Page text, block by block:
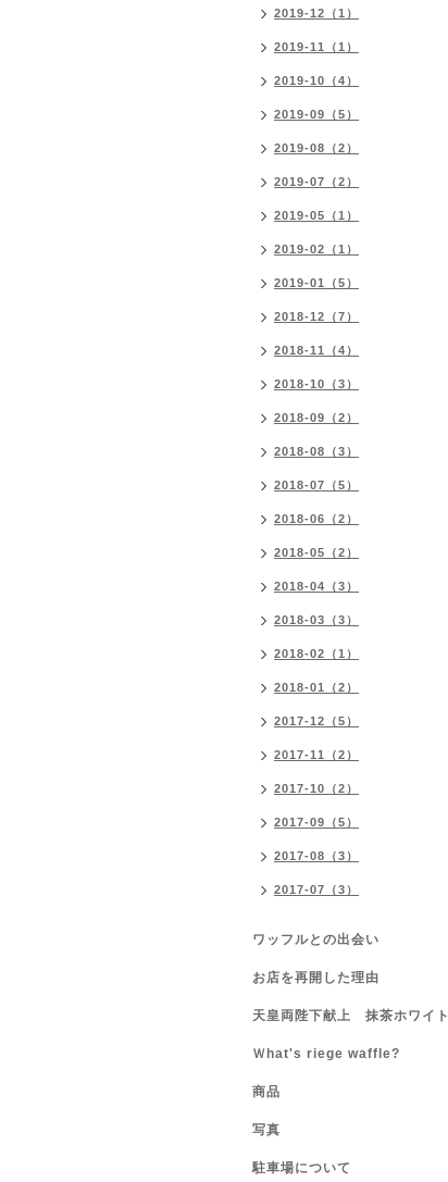
2019-12（1）
2019-11（1）
2019-10（4）
2019-09（5）
2019-08（2）
2019-07（2）
2019-05（1）
2019-02（1）
2019-01（5）
2018-12（7）
2018-11（4）
2018-10（3）
2018-09（2）
2018-08（3）
2018-07（5）
2018-06（2）
2018-05（2）
2018-04（3）
2018-03（3）
2018-02（1）
2018-01（2）
2017-12（5）
2017-11（2）
2017-10（2）
2017-09（5）
2017-08（3）
2017-07（3）
ワッフルとの出会い
お店を再開した理由
天皇両陛下献上 抹茶ホワイト
Ｗhat's riege waffle?
商品
写真
駐車場について